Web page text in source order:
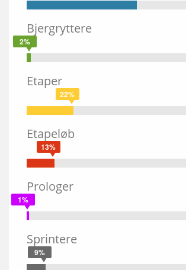
Bjergryttere
2%
Etaper
22%
Etapeløb
13%
Prologer
1%
Sprintere
9%